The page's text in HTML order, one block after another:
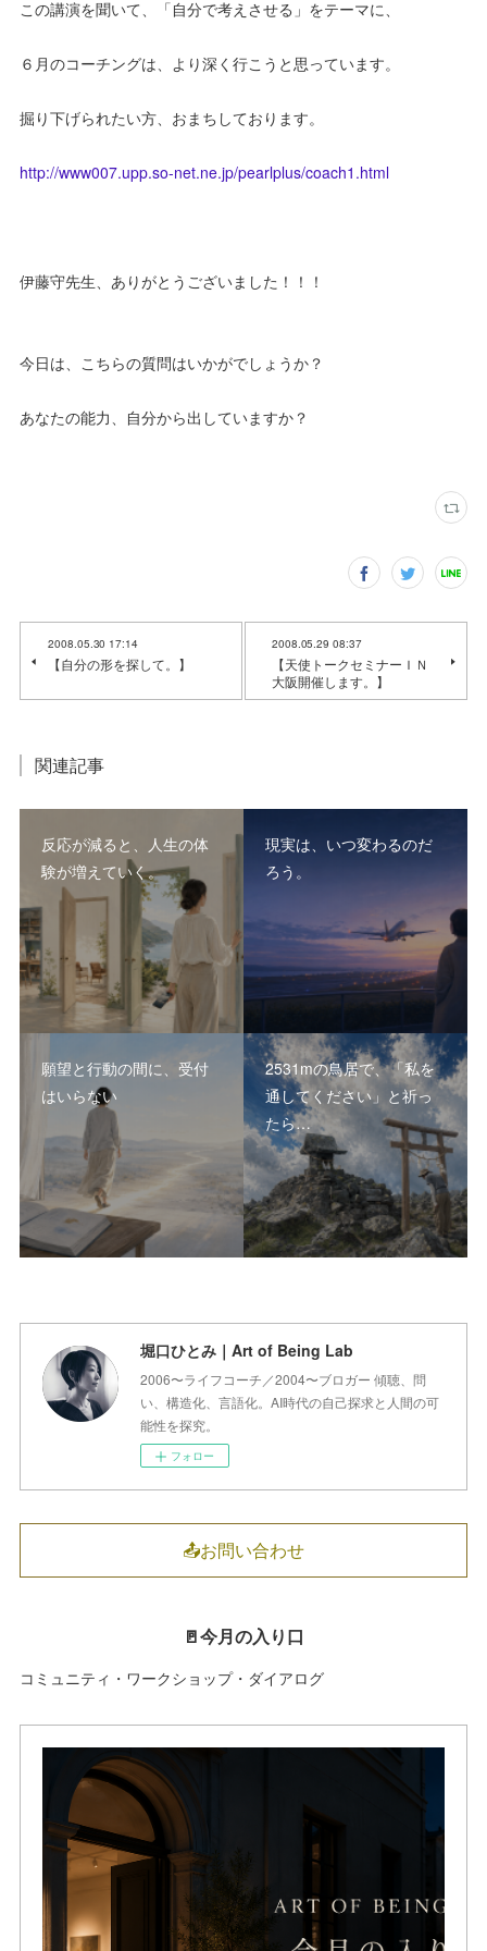
この講演を聞いて、「自分で考えさせる」をテーマに、
６月のコーチングは、より深く行こうと思っています。
掘り下げられたい方、おまちしております。
http://www007.upp.so-net.ne.jp/pearlplus/coach1.html
伊藤守先生、ありがとうございました！！！
今日は、こちらの質問はいかがでしょうか？
あなたの能力、自分から出していますか？
2008.05.30 17:14
【自分の形を探して。】
2008.05.29 08:37
【天使トークセミナーＩＮ
大阪開催します。】
関連記事
反応が減ると、人生の体
験が増えていく。
現実は、いつ変わるのだ
ろう。
願望と行動の間に、受付
はいらない
2531mの鳥居で、「私を
通してください」と祈っ
たら…
堀口ひとみ｜Art of Being Lab
2006〜ライフコーチ／2004〜ブロガー 傾聴、問
い、構造化、言語化。AI時代の自己探求と人間の可
能性を探究。
フォロー
📤お問い合わせ
🚪今月の入り口
コミュニティ・ワークショップ・ダイアログ